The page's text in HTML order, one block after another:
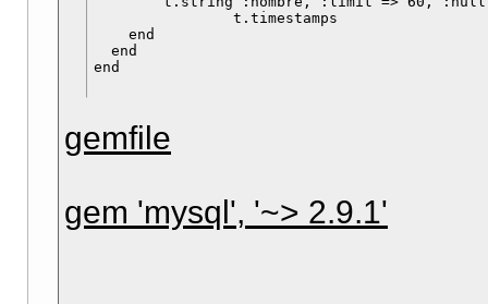
    end
  end
gemfile
gem 'mysql', '~> 2.9.1'